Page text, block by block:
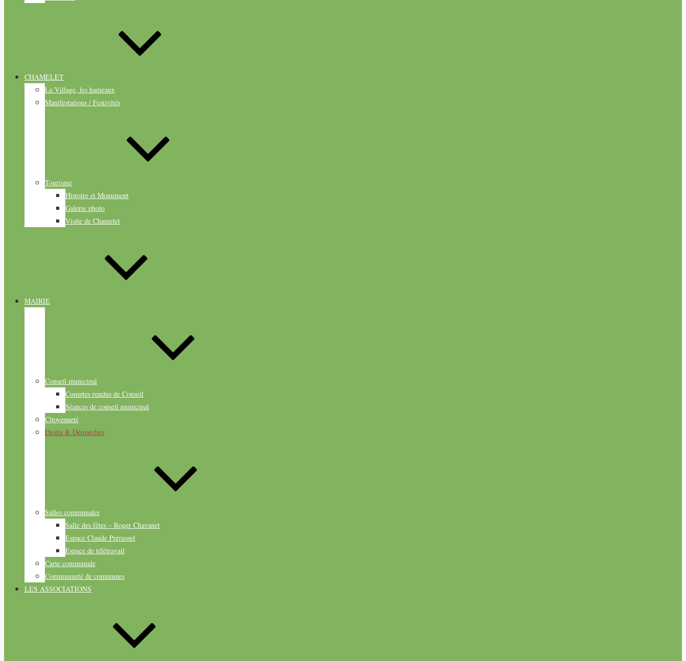
CHAMELET
Le Village, les hameaux
Manifestations / Festivités
Tourisme
Histoire et Monument
Galerie photo
Visite de Chamelet
MAIRIE
Conseil municipal
Comptes rendus de Conseil
Séances de conseil municipal
Citoyenneté
Droits & Démarches
Salles communales
Salle des fêtes – Roger Chavanet
Espace Claude Perrussel
Espace de télétravail
Carte communale
Communauté de communes
LES ASSOCIATIONS